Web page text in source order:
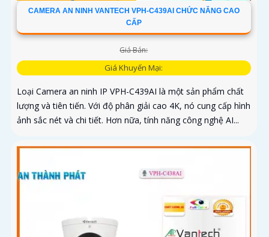
CAMERA AN NINH VANTECH VPH-C439AI CHỨC NĂNG CAO
CẤP
Giá Bán:
Giá Khuyến Mại:
Loại Camera an ninh IP VPH-C439AI là một sản phẩm chất
lượng và tiên tiến. Với độ phân giải cao 4K, nó cung cấp hình
ảnh sắc nét và chi tiết. Hơn nữa, tính năng công nghệ AI...